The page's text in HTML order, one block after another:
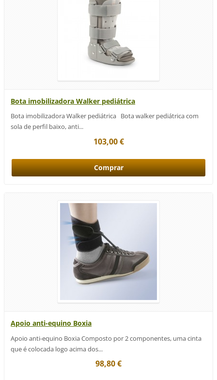
Bota imobilizadora Walker pediátrica
Bota imobilizadora Walker pediátrica Bota walker pediátrica com
sola de perfil baixo, anti...
103,00 €
Apoio anti-equino Boxia
Apoio anti-equino Boxia Composto por 2 componentes, uma cinta
que é colocada logo acima dos...
98,80 €